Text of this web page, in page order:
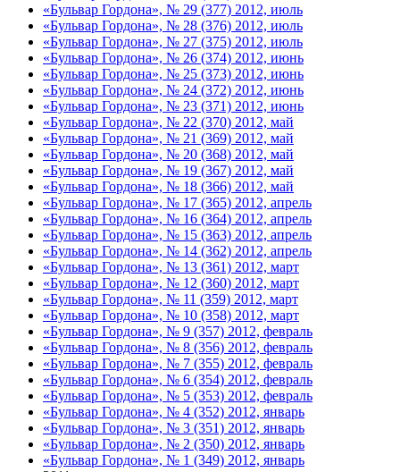
«Бульвар Гордона», № 29 (377) 2012, июль
«Бульвар Гордона», № 28 (376) 2012, июль
«Бульвар Гордона», № 27 (375) 2012, июль
«Бульвар Гордона», № 26 (374) 2012, июнь
«Бульвар Гордона», № 25 (373) 2012, июнь
«Бульвар Гордона», № 24 (372) 2012, июнь
«Бульвар Гордона», № 23 (371) 2012, июнь
«Бульвар Гордона», № 22 (370) 2012, май
«Бульвар Гордона», № 21 (369) 2012, май
«Бульвар Гордона», № 20 (368) 2012, май
«Бульвар Гордона», № 19 (367) 2012, май
«Бульвар Гордона», № 18 (366) 2012, май
«Бульвар Гордона», № 17 (365) 2012, апрель
«Бульвар Гордона», № 16 (364) 2012, апрель
«Бульвар Гордона», № 15 (363) 2012, апрель
«Бульвар Гордона», № 14 (362) 2012, апрель
«Бульвар Гордона», № 13 (361) 2012, март
«Бульвар Гордона», № 12 (360) 2012, март
«Бульвар Гордона», № 11 (359) 2012, март
«Бульвар Гордона», № 10 (358) 2012, март
«Бульвар Гордона», № 9 (357) 2012, февраль
«Бульвар Гордона», № 8 (356) 2012, февраль
«Бульвар Гордона», № 7 (355) 2012, февраль
«Бульвар Гордона», № 6 (354) 2012, февраль
«Бульвар Гордона», № 5 (353) 2012, февраль
«Бульвар Гордона», № 4 (352) 2012, январь
«Бульвар Гордона», № 3 (351) 2012, январь
«Бульвар Гордона», № 2 (350) 2012, январь
«Бульвар Гордона», № 1 (349) 2012, январь